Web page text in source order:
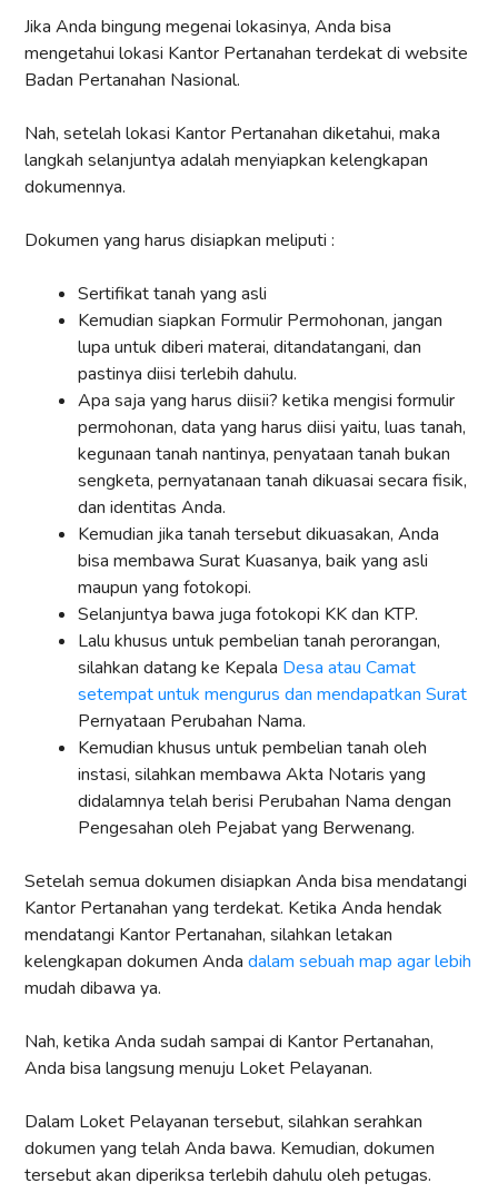
Jika Anda bingung megenai lokasinya, Anda bisa
mengetahui lokasi Kantor Pertanahan terdekat di website
Badan Pertanahan Nasional.
Nah, setelah lokasi Kantor Pertanahan diketahui, maka
langkah selanjuntya adalah menyiapkan kelengkapan
dokumennya.
Dokumen yang harus disiapkan meliputi :
Sertifikat tanah yang asli
Kemudian siapkan Formulir Permohonan, jangan
lupa untuk diberi materai, ditandatangani, dan
pastinya diisi terlebih dahulu.
Apa saja yang harus diisii? ketika mengisi formulir
permohonan, data yang harus diisi yaitu, luas tanah,
kegunaan tanah nantinya, penyataan tanah bukan
sengketa, pernyatanaan tanah dikuasai secara fisik,
dan identitas Anda.
Kemudian jika tanah tersebut dikuasakan, Anda
bisa membawa Surat Kuasanya, baik yang asli
maupun yang fotokopi.
Selanjuntya bawa juga fotokopi KK dan KTP.
Lalu khusus untuk pembelian tanah perorangan,
silahkan datang ke Kepala Desa atau Camat
setempat untuk mengurus dan mendapatkan Surat
Pernyataan Perubahan Nama.
Kemudian khusus untuk pembelian tanah oleh
instasi, silahkan membawa Akta Notaris yang
didalamnya telah berisi Perubahan Nama dengan
Pengesahan oleh Pejabat yang Berwenang.
Setelah semua dokumen disiapkan Anda bisa mendatangi
Kantor Pertanahan yang terdekat. Ketika Anda hendak
mendatangi Kantor Pertanahan, silahkan letakan
kelengkapan dokumen Anda dalam sebuah map agar lebih
mudah dibawa ya.
Nah, ketika Anda sudah sampai di Kantor Pertanahan,
Anda bisa langsung menuju Loket Pelayanan.
Dalam Loket Pelayanan tersebut, silahkan serahkan
dokumen yang telah Anda bawa. Kemudian, dokumen
tersebut akan diperiksa terlebih dahulu oleh petugas.